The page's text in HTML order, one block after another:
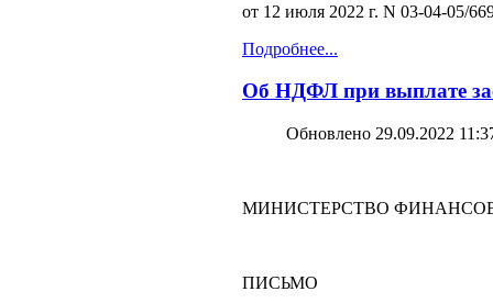
от 12 июля 2022 г. N 03-04-05/
Подробнее...
Об НДФЛ при выплате
Обновлено 29.09.2022
МИНИСТЕРСТВО
ПИСЬМО